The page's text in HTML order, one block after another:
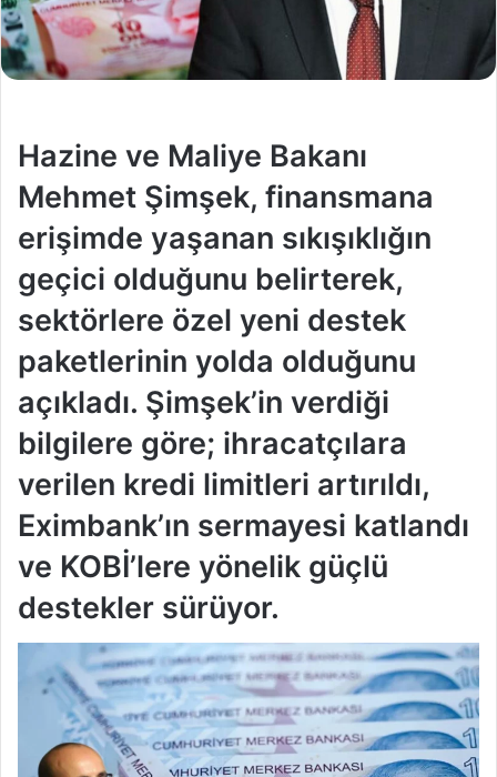
Hazine ve Maliye Bakanı
Mehmet Şimşek, finansmana
erişimde yaşanan sıkışıklığın
geçici olduğunu belirterek,
sektörlere özel yeni destek
paketlerinin yolda olduğunu
açıkladı. Şimşek’in verdiği
bilgilere göre; ihracatçılara
verilen kredi limitleri artırıldı,
Eximbank’ın sermayesi katlandı
ve KOBİ’lere yönelik güçlü
destekler sürüyor.